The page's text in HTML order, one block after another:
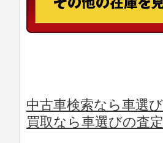
中古車検索なら車選
買取なら車選びの査